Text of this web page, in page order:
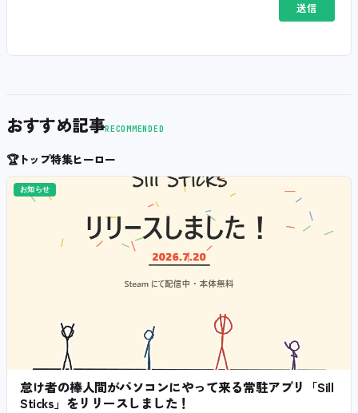
おすすめ記事RECOMMENDED
🏆トップ特集ヒーロー
お知らせ
怠け者の棒人間がパソコンにやって来る常駐アプリ「Sill
Sticks」をリリースしました！